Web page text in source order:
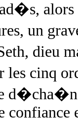
alors
un
dieu
cinq